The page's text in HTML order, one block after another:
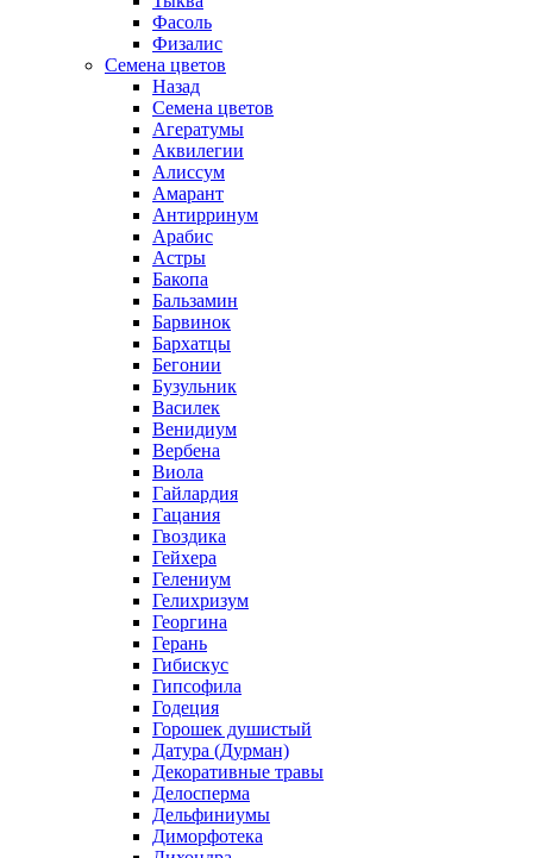
Фасоль
Физалис
Семена цветов
Назад
Семена цветов
Агератумы
Аквилегии
Алиссум
Амарант
Антирринум
Арабис
Астры
Бакопа
Бальзамин
Барвинок
Бархатцы
Бегонии
Бузульник
Василек
Венидиум
Вербена
Виола
Гайлардия
Гацания
Гвоздика
Гейхера
Гелениум
Гелихризум
Георгина
Герань
Гибискус
Гипсофила
Годеция
Горошек душистый
Датура (Дурман)
Декоративные травы
Делосперма
Дельфиниумы
Диморфотека